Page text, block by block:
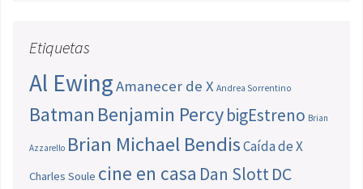
Etiquetas
Al EwingAmanecer de X Andrea Sorrentino
Batman Benjamin PercybigEstreno Brian
Azzarello Brian Michael BendisCaída de X
Charles Soule cine en casa Dan SlottDC